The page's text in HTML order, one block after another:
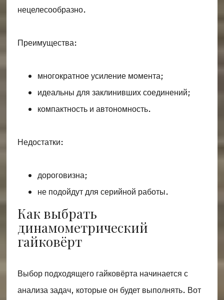
нецелесообразно.
Преимущества:
многократное усиление момента;
идеальны для заклинивших соединений;
компактность и автономность.
Недостатки:
дороговизна;
не подойдут для серийной работы.
Как выбрать
динамометрический
гайковёрт
Выбор подходящего гайковёрта начинается с
анализа задач, которые он будет выполнять. Вот